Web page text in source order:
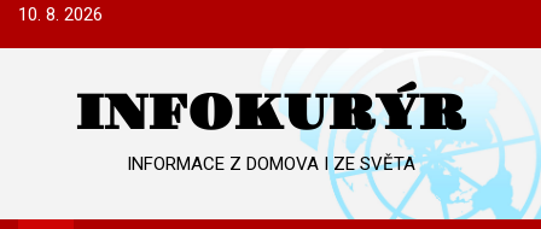
Skip10. 8. 2026
INFOKURÝR
INFORMACE Z DOMOVA I ZE SVĚTA